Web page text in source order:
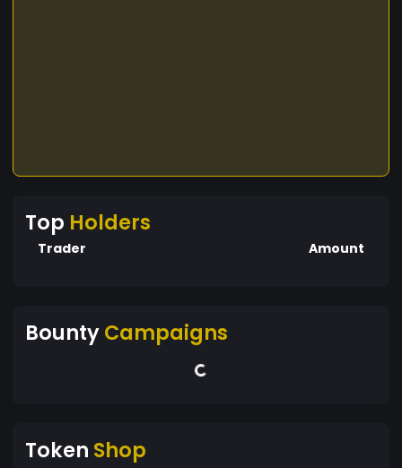
Top Holders
Trader Amount
BountyCampaigns
Token Shop